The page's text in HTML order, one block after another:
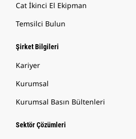
Cat İkinci El Ekipman
Temsilci Bulun
Şirket Bilgileri
Kariyer
Kurumsal
Kurumsal Basın Bültenleri
Sektör Çözümleri